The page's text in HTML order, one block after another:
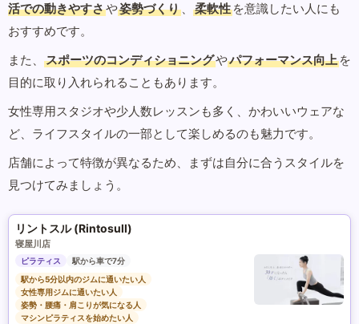
活での動きやすさや姿勢づくり 、 柔軟性 を意識したい人にも
おすすめです。
また、
スポーツのコンディショニングやパフォーマンス向上 を
目的に取り入れられることもあります。
女性専用スタジオや少人数レッスンも多く、かわいいウェアな
ど、ライフスタイルの一部として楽しめるのも魅力です。
店舗によって特徴が異なるため、まずは自分に合うスタイルを
見つけてみましょう。
リントスル (Rintosull)
寝屋川店
ピラティス
駅から車で7分
駅から5分以内のジムに通いたい人
女性専用ジムに通いたい人
姿勢・腰痛・肩こりが気になる人
マシンピラティスを始めたい人